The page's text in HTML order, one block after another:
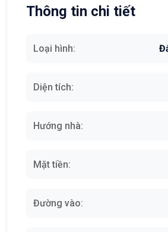
Thông tin chi tiết
Loại hình:
Diện tích:
Hướng nhà:
Mặt tiền:
Đường vào: